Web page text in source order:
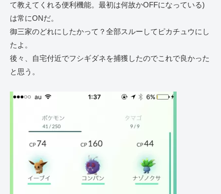
て教えてくれる便利機能。最初は何故かOFFになっている)
は常にONだ。
御三家のどれにしたかって？全部スルーしてピカチュウにし
たよ。
後々、自宅付近でフシギダネを捕獲したのでこれで良かった
と思う。